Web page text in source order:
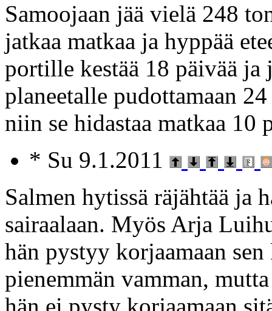
Samoojaan jää vielä 248
jatkaa matkaa ja hyppää
portille kestää 18 päivää
planeetalle pudottamaan
niin se hidastaa matkaa 10
* Su 9.1.2011
Salmen hytissä räjähtää
sairaalaan. Myös Arja
hän pystyy korjaamaan sen
pienemmän vamman,